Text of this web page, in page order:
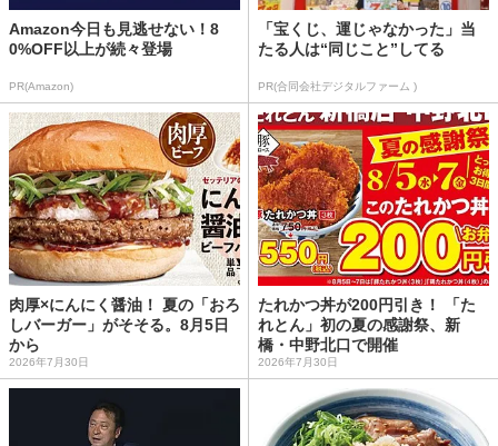
Amazon今日も見逃せない！8
0%OFF以上が続々登場
PR(Amazon)
「宝くじ、運じゃなかった」当
たる人は“同じこと”してる
PR(合同会社デジタルファーム )
肉厚×にんにく醤油！ 夏の「おろ
しバーガー」がそそる。8月5日
から
2026年7月30日
たれかつ丼が200円引き！ 「た
れとん」初の夏の感謝祭、新
橋・中野北口で開催
2026年7月30日